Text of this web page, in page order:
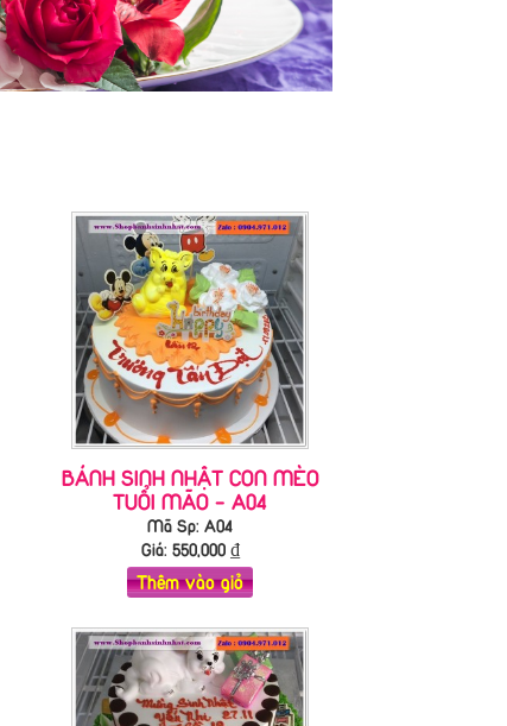
BÁNH SINH NHẬT CON MÈO
TUỔI MÃO - A04
Mã Sp: A04
Giá: 550,000₫
Thêm vào giỏ